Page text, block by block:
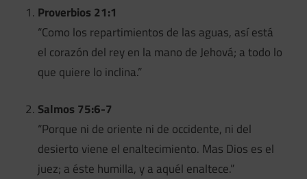
Proverbios 21:1
“Como los repartimientos de las aguas, así está
el corazón del rey en la mano de Jehová; a todo lo
que quiere lo inclina.”
Salmos 75:6-7
“Porque ni de oriente ni de occidente, ni del
desierto viene el enaltecimiento. Mas Dios es el
juez; a éste humilla, y a aquél enaltece.”